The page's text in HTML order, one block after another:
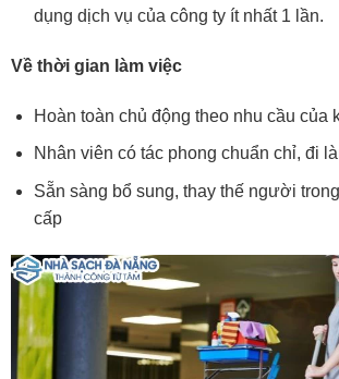
dụng dịch vụ của công ty ít nhất 1 lần.
Về thời gian làm việc
Hoàn toàn chủ động theo nhu cầu của
Nhân viên có tác phong chuẩn chỉ, đi
Sẵn sàng bổ sung, thay thế người
cấp